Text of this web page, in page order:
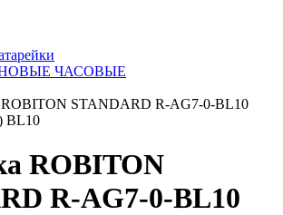
ЧАСОВЫЕ
ROBITON STANDARD R-AG7-0-BL10
BL10
ROBITON
R-AG7-0-BL10